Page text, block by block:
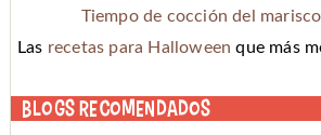
Tiempo de cocción del marisco
Las recetas para Halloween que más
Blogs recomendados